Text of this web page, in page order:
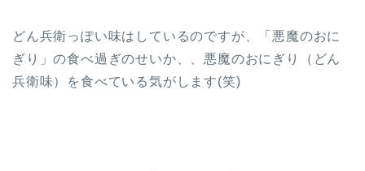
どん兵衛っぽい味はしているのですが、「悪魔のおに
ぎり」の食べ過ぎのせいか、、悪魔のおにぎり（どん
兵衛味）を食べている気がします(笑)